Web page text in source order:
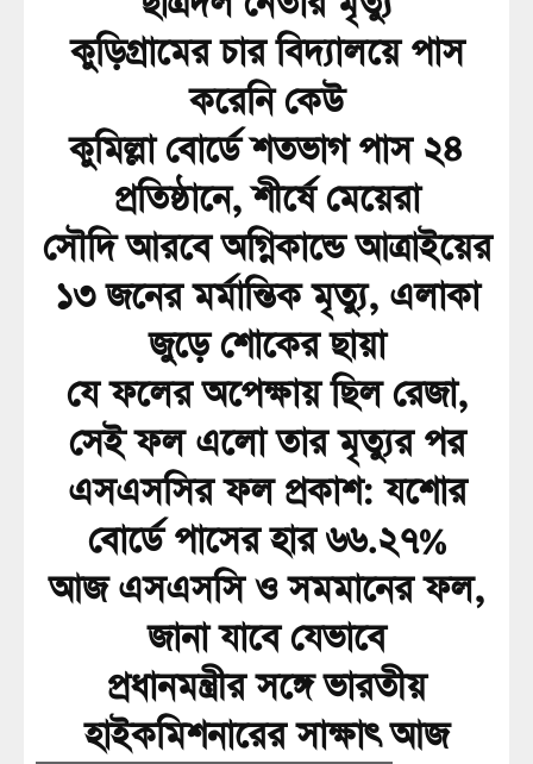
কুড়িগ্রামের চার বিদ্যালয়ে পাস
করেনি কেউ
কুমিল্লা বোর্ডে শতভাগ পাস ২৪
প্রতিষ্ঠানে, শীর্ষে মেয়েরা
সৌদি আরবে অগ্নিকান্ডে আত্রাইয়ের
১৩ জনের মর্মান্তিক মৃত্যু, এলাকা
জুড়ে শোকের ছায়া
যে ফলের অপেক্ষায় ছিল রেজা,
সেই ফল এলো তার মৃত্যুর পর
এসএসসির ফল প্রকাশ: যশোর
বোর্ডে পাসের হার ৬৬.২৭%
আজ এসএসসি ও সমমানের ফল,
জানা যাবে যেভাবে
প্রধানমন্ত্রীর সঙ্গে ভারতীয়
হাইকমিশনারের সাক্ষাৎ আজ